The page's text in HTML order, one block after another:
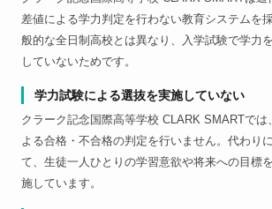
差値による学力判定を行わない教育システムを
般的な全日制高校とは異なり、入学試験で学力
していないためです。
学力試験による選抜を実施していない
クラーク記念国際高等学校 CLARK SMARTでは
よる合格・不合格の判定を行いません。代わり
て、生徒一人ひとりの学習意欲や将来への目標
施しています。